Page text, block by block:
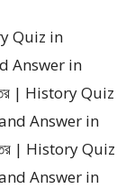
Quiz in
Answer in
| History Quiz
Answer in
| History Quiz
Answer in